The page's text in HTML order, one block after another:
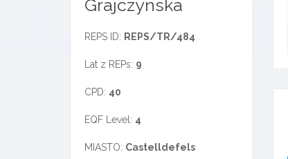
Grajczynska
REPS ID: REPS/TR/484
Lat z REPs: 9
CPD: 40
EQF Level: 4
MIASTO: Castelldefels